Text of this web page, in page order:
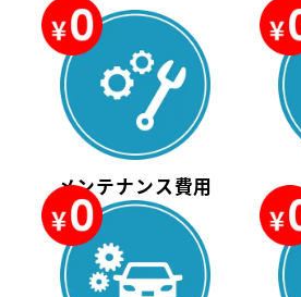
メンテナンス費用